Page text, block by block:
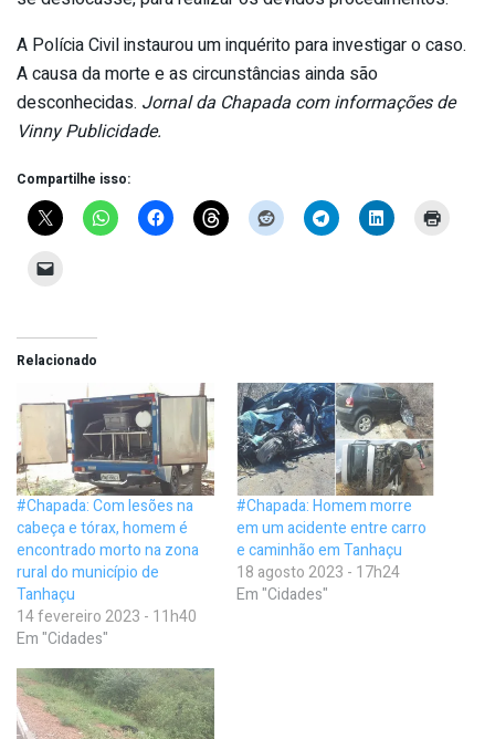
A Polícia Civil instaurou um inquérito para investigar o caso.
A causa da morte e as circunstâncias ainda são
desconhecidas. Jornal da Chapada com informações de
Vinny Publicidade.
Compartilhe isso:
Relacionado
#Chapada: Com lesões na
cabeça e tórax, homem é
encontrado morto na zona
rural do município de
Tanhaçu
14 fevereiro 2023 - 11h40
Em "Cidades"
#Chapada: Homem morre
em um acidente entre carro
e caminhão em Tanhaçu
18 agosto 2023 - 17h24
Em "Cidades"